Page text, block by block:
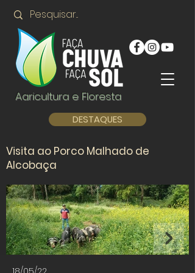
Agricultura e Floresta
DESTAQUES
Visita ao Porco Malhado de
Alcobaça